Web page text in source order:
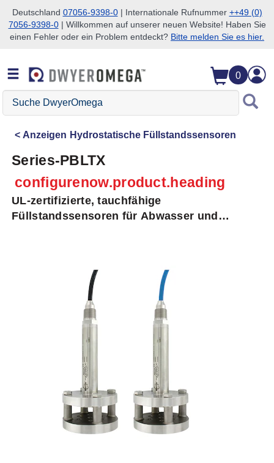
Zum Suchen überspringen
Zum Hauptinhalt überspringen
Zur Navigation überspringen
Deutschland 07056-9398-0| Internationale Rufnummer ++49 (0)
7056-9398-0| Willkommen auf unserer neuen Website! Haben Sie
einen Fehler oder ein Problem entdeckt? Bitte melden Sie es hier.
0
Suche
DwyerOmega
Anzeigen Hydrostatische Füllstandssensoren
Series-PBLTX
configurenow.product.heading
UL-zertifizierte, tauchfähige
Füllstandssensoren für Abwasser und